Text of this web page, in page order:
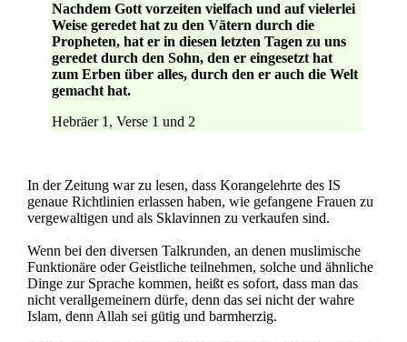
Nachdem Gott vorzeiten vielfach und auf vielerlei
Weise geredet hat zu den Vätern durch die
Propheten, hat er in diesen letzten Tagen zu uns
geredet durch den Sohn, den er eingesetzt hat
zum Erben über alles, durch den er auch die Welt
gemacht hat.
Hebräer 1, Verse 1 und 2
In der Zeitung war zu lesen, dass Korangelehrte des IS
genaue Richtlinien erlassen haben, wie gefangene Frauen zu
vergewaltigen und als Sklavinnen zu verkaufen sind.
Wenn bei den diversen Talkrunden, an denen muslimische
Funktionäre oder Geistliche teilnehmen, solche und ähnliche
Dinge zur Sprache kommen, heißt es sofort, dass man das
nicht verallgemeinern dürfe, denn das sei nicht der wahre
Islam, denn Allah sei gütig und barmherzig.